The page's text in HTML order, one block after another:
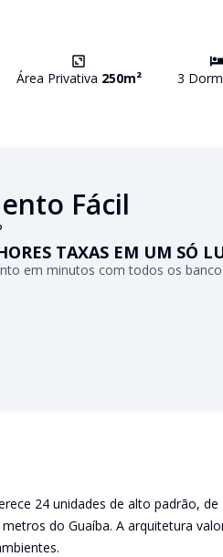
Área Privativa 250m² 3
Fácil
TAXAS EM UM SÓ
em minutos com todos os
24 unidades de alto padrão,
do Guaíba. A arquitetura